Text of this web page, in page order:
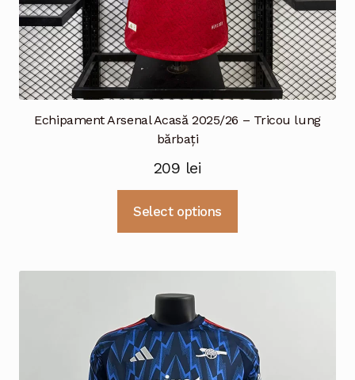
Echipament Arsenal Acasă 2025/26 – Tricou lung
bărbați
209 lei
Select options
Opțiunile
pot
fi